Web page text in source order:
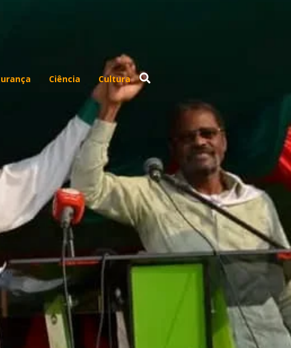
Ciência Cultura